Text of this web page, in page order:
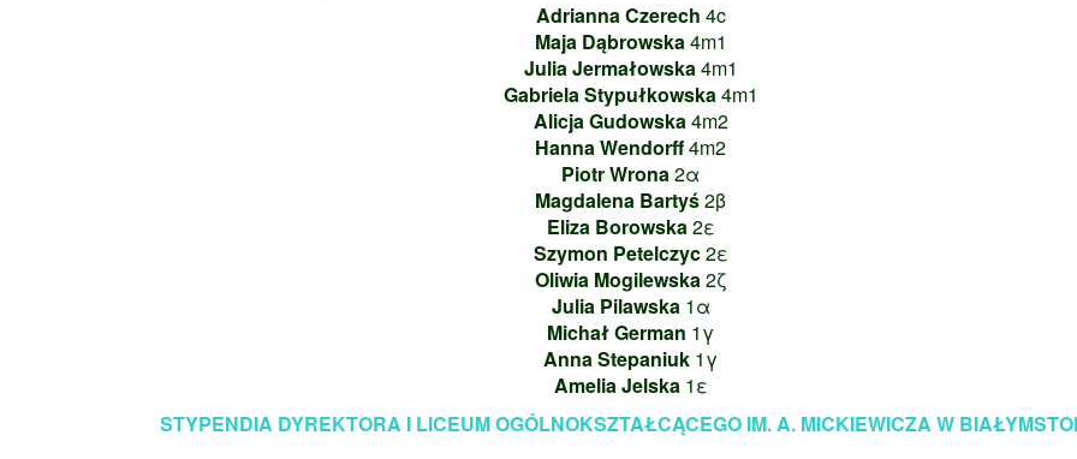
Adrianna Czerech 4c
Maja Dąbrowska4m1
Julia Jermałowska4m1
Gabriela Stypułkowska4m1
Alicja Gudowska4m2
Hanna Wendorff4m2
Piotr Wrona2α
Magdalena Bartyś2β
Eliza Borowska2ε
Szymon Petelczyc2ε
Oliwia Mogilewska2ζ
Julia Pilawska1α
Michał German 1γ
Anna Stepaniuk 1γ
Amelia Jelska1ε
STYPENDIA DYREKTORA I LICEUM OGÓLNOKSZTAŁCĄCEGO IM. A. MICKIEWICZA W